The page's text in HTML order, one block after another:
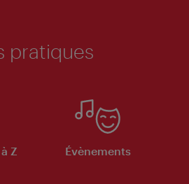
pratiques
Z Évènements